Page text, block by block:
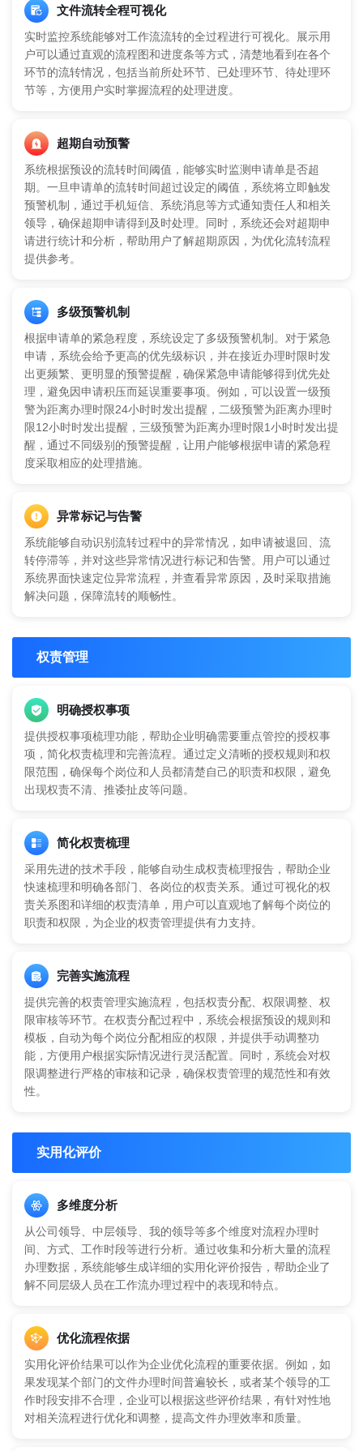
文件流转全程可视化
实时监控系统能够对工作流流转的全过程进行可视化。展示用
户可以通过直观的流程图和进度条等方式，清楚地看到在各个
环节的流转情况，包括当前所处环节、已处理环节、待处理环
节等，方便用户实时掌握流程的处理进度。
超期自动预警
系统根据预设的流转时间阈值，能够实时监测申请单是否超
期。一旦申请单的流转时间超过设定的阈值，系统将立即触发
预警机制，通过手机短信、系统消息等方式通知责任人和相关
领导，确保超期申请得到及时处理。同时，系统还会对超期申
请进行统计和分析，帮助用户了解超期原因，为优化流转流程
提供参考。
多级预警机制
根据申请单的紧急程度，系统设定了多级预警机制。对于紧急
申请，系统会给予更高的优先级标识，并在接近办理时限时发
出更频繁、更明显的预警提醒，确保紧急申请能够得到优先处
理，避免因申请积压而延误重要事项。例如，可以设置一级预
警为距离办理时限24小时时发出提醒，二级预警为距离办理时
限12小时时发出提醒，三级预警为距离办理时限1小时时发出提
醒，通过不同级别的预警提醒，让用户能够根据申请的紧急程
度采取相应的处理措施。
异常标记与告警
系统能够自动识别流转过程中的异常情况，如申请被退回、流
转停滞等，并对这些异常情况进行标记和告警。用户可以通过
系统界面快速定位异常流程，并查看异常原因，及时采取措施
解决问题，保障流转的顺畅性。
权责管理
明确授权事项
提供授权事项梳理功能，帮助企业明确需要重点管控的授权事
项，简化权责梳理和完善流程。通过定义清晰的授权规则和权
限范围，确保每个岗位和人员都清楚自己的职责和权限，避免
出现权责不清、推诿扯皮等问题。
简化权责梳理
采用先进的技术手段，能够自动生成权责梳理报告，帮助企业
快速梳理和明确各部门、各岗位的权责关系。通过可视化的权
责关系图和详细的权责清单，用户可以直观地了解每个岗位的
职责和权限，为企业的权责管理提供有力支持。
完善实施流程
提供完善的权责管理实施流程，包括权责分配、权限调整、权
限审核等环节。在权责分配过程中，系统会根据预设的规则和
模板，自动为每个岗位分配相应的权限，并提供手动调整功
能，方便用户根据实际情况进行灵活配置。同时，系统会对权
限调整进行严格的审核和记录，确保权责管理的规范性和有效
性。
实用化评价
多维度分析
从公司领导、中层领导、我的领导等多个维度对流程办理时
间、方式、工作时段等进行分析。通过收集和分析大量的流程
办理数据，系统能够生成详细的实用化评价报告，帮助企业了
解不同层级人员在工作流办理过程中的表现和特点。
优化流程依据
实用化评价结果可以作为企业优化流程的重要依据。例如，如
果发现某个部门的文件办理时间普遍较长，或者某个领导的工
作时段安排不合理，企业可以根据这些评价结果，有针对性地
对相关流程进行优化和调整，提高文件办理效率和质量。